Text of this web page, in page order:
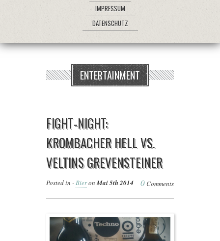
IMPRESSUM
DATENSCHUTZ
ENTERTAINMENT
FIGHT-NIGHT:
KROMBACHER HELL VS.
VELTINS GREVENSTEINER
Posted in -BieronMai 5th 2014 0 Comments